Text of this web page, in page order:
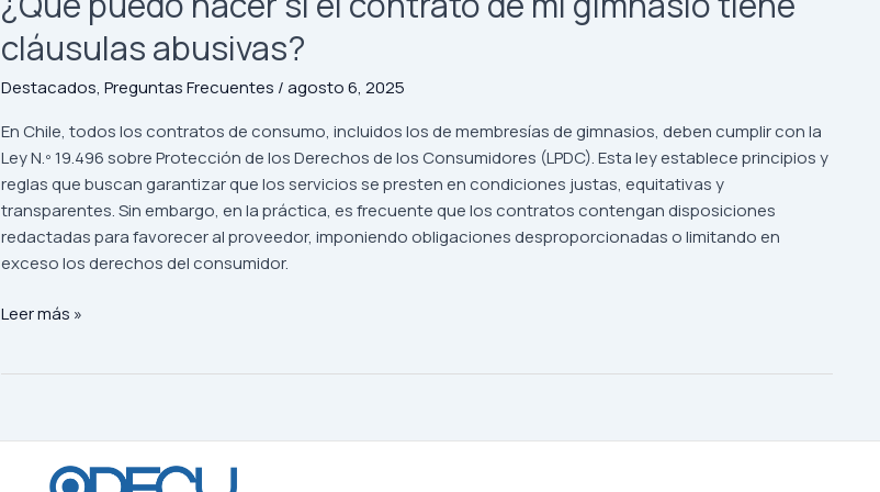
cláusulas abusivas?
Destacados, Preguntas Frecuentes /agosto 6, 2025
En Chile, todos los contratos de consumo, incluidos los de membresías de gimnasios, deben cumplir con la
Ley N.º 19.496 sobre Protección de los Derechos de los Consumidores (LPDC). Esta ley establece principios y
reglas que buscan garantizar que los servicios se presten en condiciones justas, equitativas y
transparentes. Sin embargo, en la práctica, es frecuente que los contratos contengan disposiciones
redactadas para favorecer al proveedor, imponiendo obligaciones desproporcionadas o limitando en
exceso los derechos del consumidor.
Leer más »